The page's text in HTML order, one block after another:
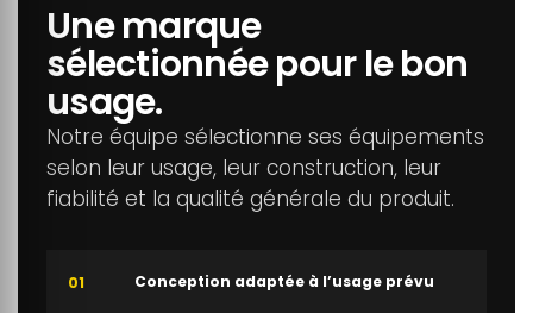
Une marque
sélectionnée pour le bon
usage.
Notre équipe sélectionne ses équipements
selon leur usage, leur construction, leur
fiabilité et la qualité générale du produit.
01 Conception adaptée à l’usage prévu